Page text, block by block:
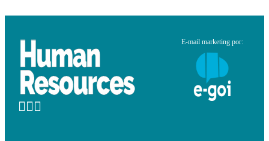
E-mail marketing por: